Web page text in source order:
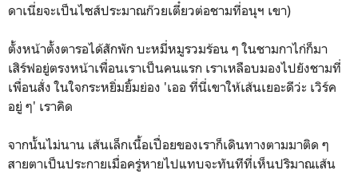
ดาเนี่ยจะเป็นไซส์ประมาณก๊วยเตี๋ยวต่อชามที่อนุฯ เขา)
ตั้งหน้าตั้งตารอได้สักพัก บะหมี่หมูรวมร้อน ๆ ในชามกาไก่ก็มา
เสิร์ฟอยู่ตรงหน้าเพื่อนเราเป็นคนแรก เราเหลือบมองไปยังชามที่
เพื่อนสั่ง ในใจกระหยิ่มยิ้มย่อง 'เออ ที่นี่เขาให้เส้นเยอะดีว่ะ เวิร์ค
อยู่ ๆ' เราคิด
จากนั้นไม่นาน เส้นเล็กเนื้อเปื่อยของเราก็เดินทางตามมาติด ๆ
สายตาเป็นประกายเมื่อครู่หายไปแทบจะทันทีที่เห็นปริมาณเส้น